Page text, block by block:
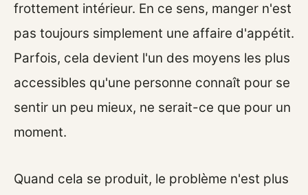
frottement intérieur. En ce sens, manger n'est
pas toujours simplement une affaire d'appétit.
Parfois, cela devient l'un des moyens les plus
accessibles qu'une personne connaît pour se
sentir un peu mieux, ne serait-ce que pour un
moment.
Quand cela se produit, le problème n'est plus